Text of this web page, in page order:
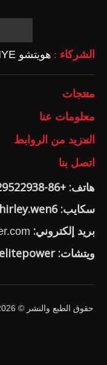
الشركاء : هويتشو NYE التكنولوجيا المحدودة
منتجات
معلومات عنا
المزيد من الروابط
اتصل بنا
هاتف: +86-18129522938- 86+
سكايب: shirley.wen6
بريد إلكتروني:
ويتشات: xelitepower
حقوق الطبع والنشر ©